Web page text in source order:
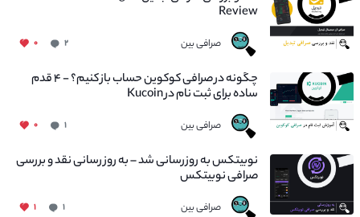
Review
صرافی بین ۲ ۰
چگونه در صرافی کوکوین حساب باز کنیم؟ - ۴ قدم
ساده برای ثبت نام در Kucoin
صرافی بین ۱ ۰
نوبیتکس به روزرسانی شد – به روز رسانی نقد و بررسی
صرافی نوبیتکس
صرافی بین ۱ ۱